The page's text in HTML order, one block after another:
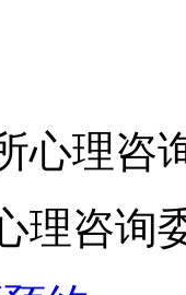
心理咨
理咨询